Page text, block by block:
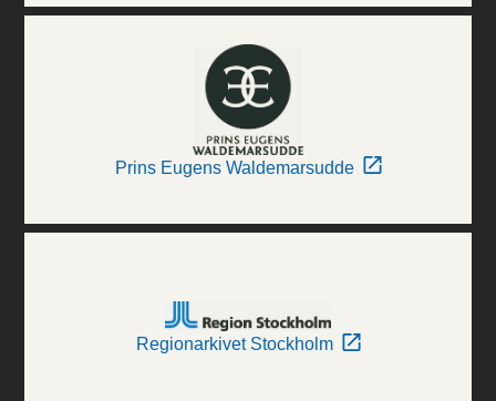
Prins Eugens Waldemarsudde
Regionarkivet Stockholm